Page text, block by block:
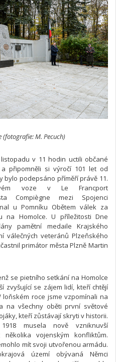
(fotografie: M. Pecuch)
v 11 hodin uctili občané
připomněli si výročí 101 let od
bylo podepsáno příměří právě 11.
voze v Le Francport
Compiègne mezi Spojenci
u Pomníku Obětem válek za
na Homolce. U příležitosti Dne
pamětní medaile Krajského
válečných veteránů Plzeňského
primátor města Plzně Martin
se pietního setkání na Homolce
zvyšující se zájem lidí, kteří chtějí
roce jsme vzpomínali na
na všechny oběti první světové
kteří zůstávají skryti v historii.
musela nově vzniknuvší
vojenským konfliktům.
mít svoji utvořenou armádu.
území obývaná Němci